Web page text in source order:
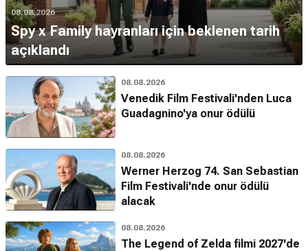
08.08.2026
Spy x Family hayranları için beklenen tarih
açıklandı
08.08.2026
Venedik Film Festivali'nden Luca
Guadagnino'ya onur ödülü
08.08.2026
Werner Herzog 74. San Sebastian
Film Festivali'nde onur ödülü
alacak
08.08.2026
The Legend of Zelda filmi 2027'de